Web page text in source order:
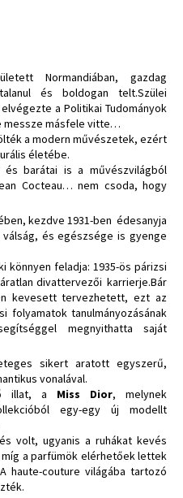
Normandiában, gazdag
és boldogan telt.Szülei
a Politikai Tudományok
messze másfele vitte…
a modern művészetek, ezért
életébe.
barátai is a művészvilágból
Cocteau… nem csoda, hogy
kezdve 1931-ben édesanyja
válság, és egészsége is gyenge
könnyen feladja: 1935-ös párizsi
divattervezői karrierje.Bár
kevesett tervezhetett, ezt az
folyamatok tanulmányozásának
megnyithatta saját
sikert aratott egyszerű,
vonalával.
illat, a Miss Dior, melynek
egy-egy új modellt
volt, ugyanis a ruhákat kevés
a parfümök elérhetőek lettek
haute-couture világába tartozó